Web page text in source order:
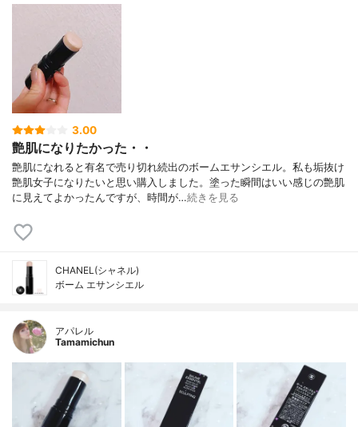
3.00
艶肌になりたかった・・
艶肌になれると有名で売り切れ続出のボームエサンシエル。私も垢抜け
艶肌女子になりたいと思い購入しました。塗った瞬間はいい感じの艶肌
に見えてよかったんですが、時間が…続きを見る
CHANEL(シャネル)
ボーム エサンシエル
アパレル
Tamamichun